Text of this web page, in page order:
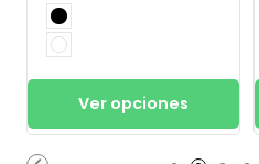
Ver opciones